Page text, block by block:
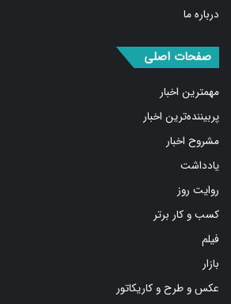
درباره ما
صفحات اصلی
مهمترین اخبار
پربیننده‌ترین اخبار
مشروح اخبار
یادداشت
روایت روز
کسب و کار برتر
فیلم
بازار
عکس و طرح و کاریکاتور